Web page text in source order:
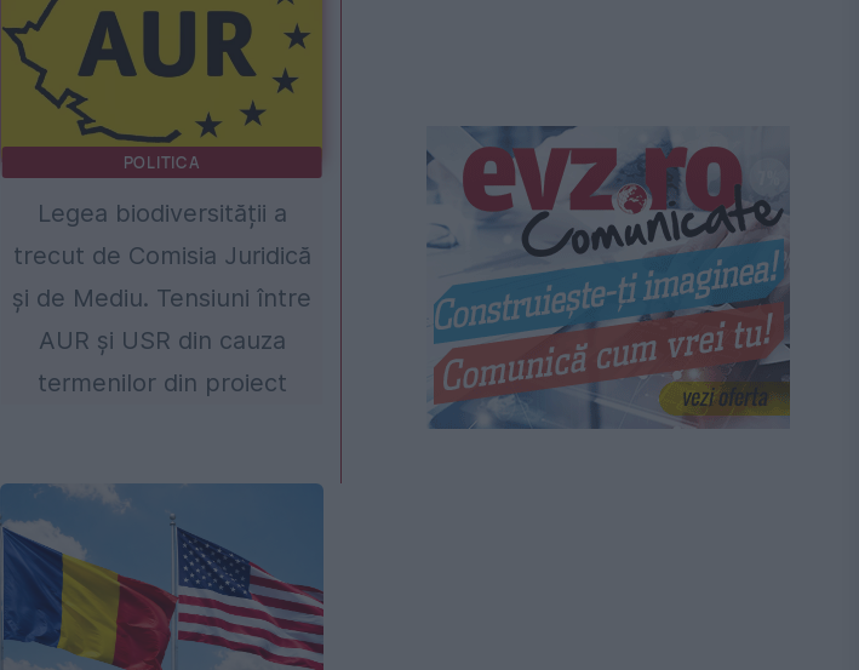
POLITICA
Legea biodiversității a
trecut de Comisia Juridică
și de Mediu. Tensiuni între
AUR și USR din cauza
termenilor din proiect